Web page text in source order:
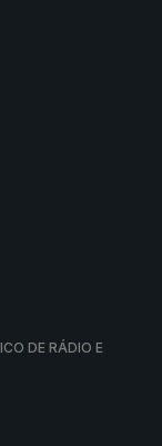
DE RÁDIO E